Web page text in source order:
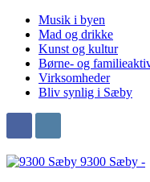
Musik i byen
Mad og drikke
Kunst og kultur
Børne- og
Virksomheder
Bliv synlig i Sæby
9300 Sæby -